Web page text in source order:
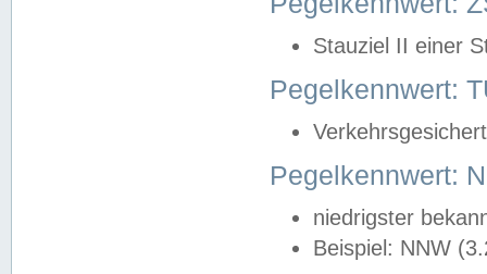
Stauziel II einer
Pegelkennwert:
Pegelkennwert:
niedrigster
Beispiel: NNW